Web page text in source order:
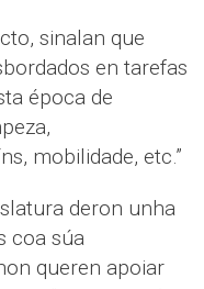
sinalan que
en tarefas
época de
mobilidade, etc.”
deron unha
coa súa
queren apoiar